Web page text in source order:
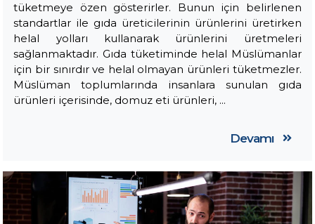
tüketmeye özen gösterirler. Bunun için belirlenen
standartlar ile gıda üreticilerinin ürünlerini üretirken
helal yolları kullanarak ürünlerini üretmeleri
sağlanmaktadır. Gıda tüketiminde helal Müslümanlar
için bir sınırdır ve helal olmayan ürünleri tüketmezler.
Müslüman toplumlarında insanlara sunulan gıda
ürünleri içerisinde, domuz eti ürünleri, ...
Devamı